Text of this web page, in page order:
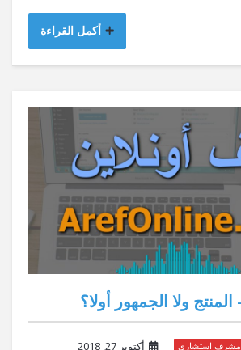
أكمل القراءة
مشرف استشاري أكتوبر 27, 2018